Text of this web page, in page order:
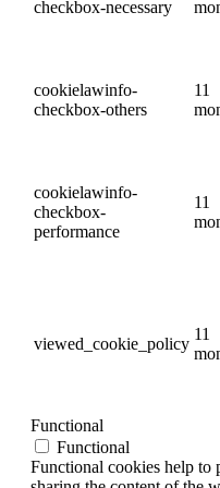
checkbox-necessary
cookielawinfo-
checkbox-others
11
cookielawinfo-
checkbox-
performance
11
viewed_cookie_policy
11
Functional
Functional
Functional cookies help to